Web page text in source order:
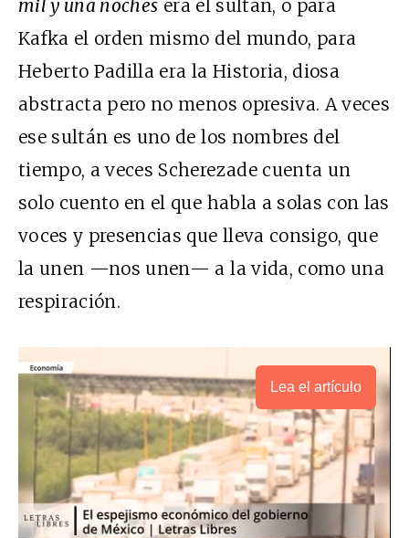
mil y una noches era el sultán, o para
Kafka el orden mismo del mundo, para
Heberto Padilla era la Historia, diosa
abstracta pero no menos opresiva. A veces
ese sultán es uno de los nombres del
tiempo, a veces Scherezade cuenta un
solo cuento en el que habla a solas con las
voces y presencias que lleva consigo, que
la unen —nos unen— a la vida, como una
respiración.
Lea el artículo